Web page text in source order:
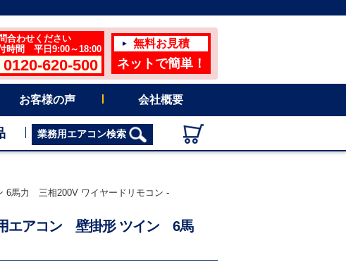
合わせください
時間 平日9:00～18:00
0120-620-500
無料お見積
ネットで簡単！
お客様の声 会社概要
業務用エアコン検索
馬力 三相200V ワイヤードリモコン -
エアコン 壁掛形 ツイン 6馬